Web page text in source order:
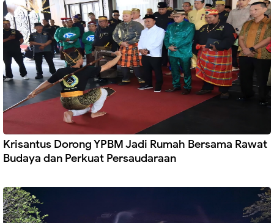
Krisantus Dorong YPBM Jadi Rumah Bersama Rawat
Budaya dan Perkuat Persaudaraan